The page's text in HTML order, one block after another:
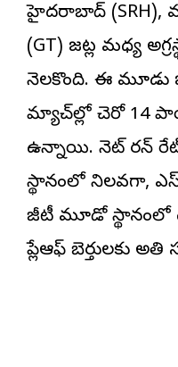
హైదరాబాద్ (SRH),
(GT) జట్ల మధ్య
నెలకొంది. ఈ మూడు
మ్యాచ్‌ల్లో చెరో 14
ఉన్నాయి. నెట్ రన్
స్థానంలో నిలవగా,
జీటీ మూడో స్థానంలో
ప్లేఆఫ్ బెర్తులకు